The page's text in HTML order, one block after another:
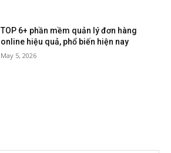
TOP 6+ phần mềm quản lý đơn hàng
online hiệu quả, phổ biến hiện nay
May 5, 2026